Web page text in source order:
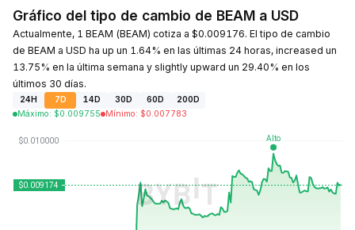
Gráfico del tipo de cambio de BEAM a USD
Actualmente, 1 BEAM (BEAM) cotiza a $0.009176. El tipo de cambio
de BEAM a USD ha up un 1.64% en las últimas 24 horas, increased un
13.75% en la última semana y slightly upward un 29.40% en los
últimos 30 días.
24H 7D 14D 30D 60D
200D
Máximo: $0.009755 Mínimo: $0.007783